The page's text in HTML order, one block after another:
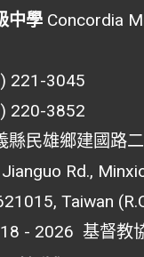
中學 Concordia
3045
3852
縣民雄鄉建國路
Rd.,
Taiwan
- 2026 基督教